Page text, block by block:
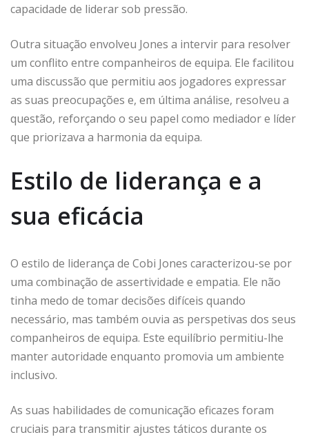
capacidade de liderar sob pressão.
Outra situação envolveu Jones a intervir para resolver
um conflito entre companheiros de equipa. Ele facilitou
uma discussão que permitiu aos jogadores expressar
as suas preocupações e, em última análise, resolveu a
questão, reforçando o seu papel como mediador e líder
que priorizava a harmonia da equipa.
Estilo de liderança e a
sua eficácia
O estilo de liderança de Cobi Jones caracterizou-se por
uma combinação de assertividade e empatia. Ele não
tinha medo de tomar decisões difíceis quando
necessário, mas também ouvia as perspetivas dos seus
companheiros de equipa. Este equilíbrio permitiu-lhe
manter autoridade enquanto promovia um ambiente
inclusivo.
As suas habilidades de comunicação eficazes foram
cruciais para transmitir ajustes táticos durante os